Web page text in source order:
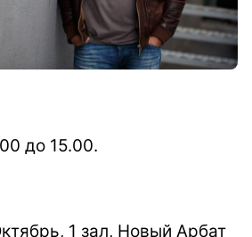
до 15.00.
1 зал, Новый Арбат